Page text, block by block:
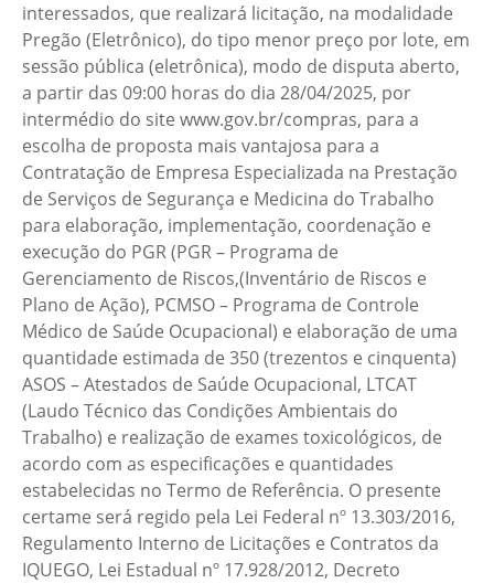
interessados, que realizará licitação, na modalidade
Pregão (Eletrônico), do tipo menor preço por lote, em
sessão pública (eletrônica), modo de disputa aberto,
a partir das 09:00 horas do dia 28/04/2025, por
intermédio do site www.gov.br/compras, para a
escolha de proposta mais vantajosa para a
Contratação de Empresa Especializada na Prestação
de Serviços de Segurança e Medicina do Trabalho
para elaboração, implementação, coordenação e
execução do PGR (PGR – Programa de
Gerenciamento de Riscos,(Inventário de Riscos e
Plano de Ação), PCMSO – Programa de Controle
Médico de Saúde Ocupacional) e elaboração de uma
quantidade estimada de 350 (trezentos e cinquenta)
ASOS – Atestados de Saúde Ocupacional, LTCAT
(Laudo Técnico das Condições Ambientais do
Trabalho) e realização de exames toxicológicos, de
acordo com as especificações e quantidades
estabelecidas no Termo de Referência. O presente
certame será regido pela Lei Federal nº 13.303/2016,
Regulamento Interno de Licitações e Contratos da
IQUEGO, Lei Estadual nº 17.928/2012, Decreto